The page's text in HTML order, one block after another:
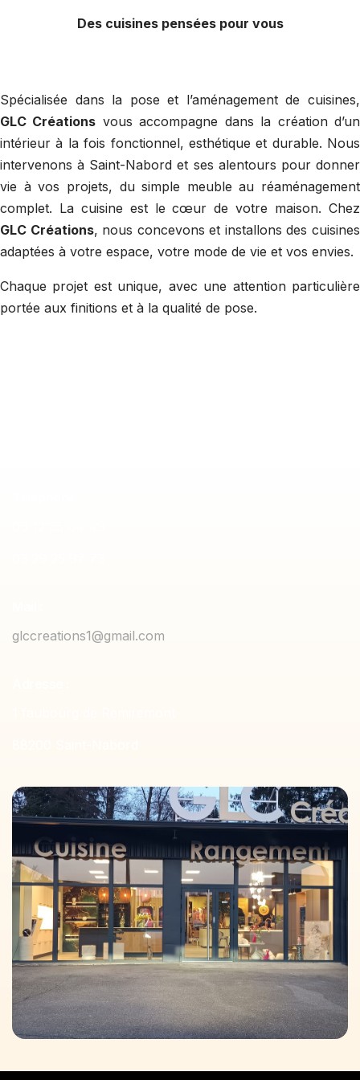
Des cuisines pensées pour vous
Spécialisée dans la pose et l’aménagement de cuisines,
GLC Créations vous accompagne dans la création d’un
intérieur à la fois fonctionnel, esthétique et durable. Nous
intervenons à Saint-Nabord et ses alentours pour donner
vie à vos projets, du simple meuble au réaménagement
complet. La cuisine est le cœur de votre maison. Chez
GLC Créations, nous concevons et installons des cuisines
adaptées à votre espace, votre mode de vie et vos envies.
Chaque projet est unique, avec une attention particulière
portée aux finitions et à la qualité de pose.
glccreations1@gmail.com